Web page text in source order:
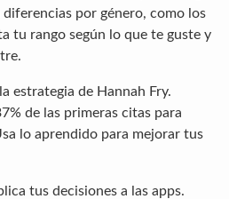
diferencias por género, como los
tu rango según lo que te guste y
estrategia de Hannah Fry.
de las primeras citas para
lo aprendido para mejorar tus
tus decisiones a las apps.